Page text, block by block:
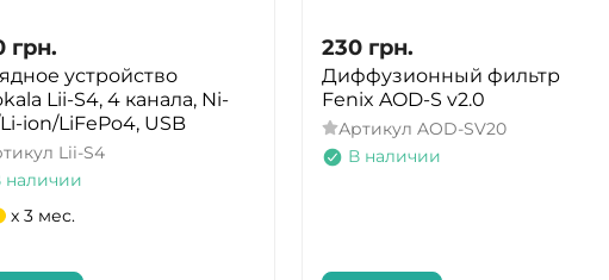
грн.
устройство
Lii-S4, 4 канала, Ni-
ion/LiFePo4, USB
Lii-S4
наличии
x 3 мес.
230 грн.
Диффузионный фильтр
Fenix AOD-S v2.0
Артикул AOD-SV20
В наличии